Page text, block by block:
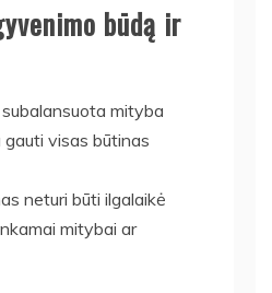
būdą ir
mityba
gauti visas būtinas
neturi būti ilgalaikė
mitybai ar